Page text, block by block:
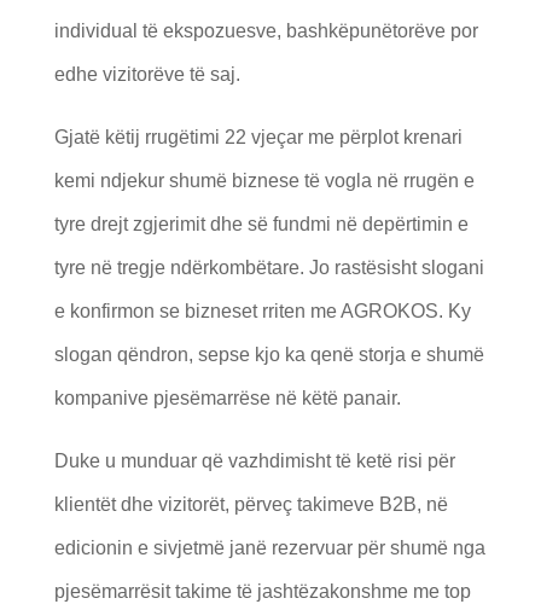
individual të ekspozuesve, bashkëpunëtorëve por
edhe vizitorëve të saj.
Gjatë këtij rrugëtimi 22 vjeçar me përplot krenari
kemi ndjekur shumë biznese të vogla në rrugën e
tyre drejt zgjerimit dhe së fundmi në depërtimin e
tyre në tregje ndërkombëtare. Jo rastësisht slogani
e konfirmon se bizneset rriten me AGROKOS. Ky
slogan qëndron, sepse kjo ka qenë storja e shumë
kompanive pjesëmarrëse në këtë panair.
Duke u munduar që vazhdimisht të ketë risi për
klientët dhe vizitorët, përveç takimeve B2B, në
edicionin e sivjetmë janë rezervuar për shumë nga
pjesëmarrësit takime të jashtëzakonshme me top